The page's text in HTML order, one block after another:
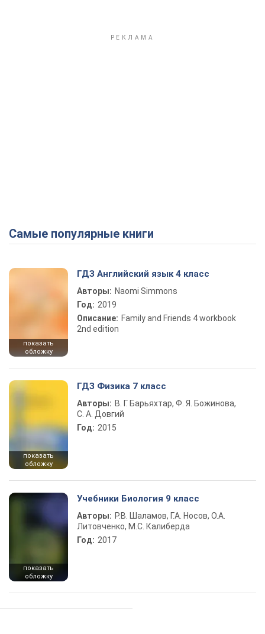
Самые популярные книги
показать
обложку
ГДЗ Английский язык 4 класс
Авторы: Naomi Simmons
Год: 2019
Описание: Family and Friends 4 workbook
2nd edition
показать
обложку
ГДЗ Физика 7 класс
Авторы: В. Г. Барьяхтар, Ф. Я. Божинова,
С. А. Довгий
Год: 2015
показать
обложку
Учебники Биология 9 класс
Авторы: Р.В. Шаламов, Г.А. Носов, О.А.
Литовченко, М.С. Калиберда
Год: 2017